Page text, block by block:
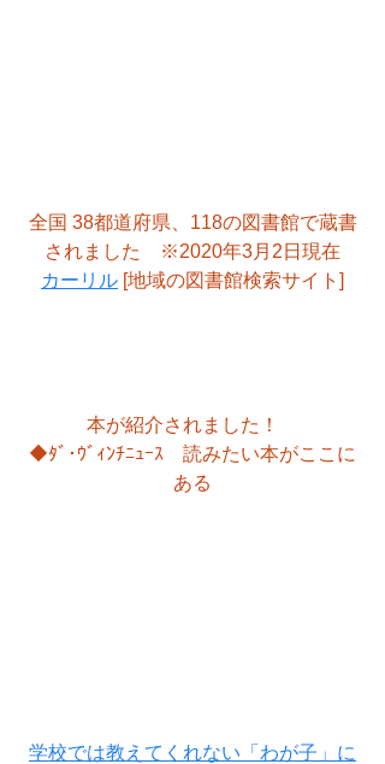
全国 38都道府県、118の図書館で蔵書
されました　※2020年3月2日現在
カーリル [地域の図書館検索サイト]
本が紹介されました！
◆ﾀﾞ･ｳﾞｨﾝﾁﾆｭｰｽ　読みたい本がここに
ある
学校では教えてくれない「わが子」に